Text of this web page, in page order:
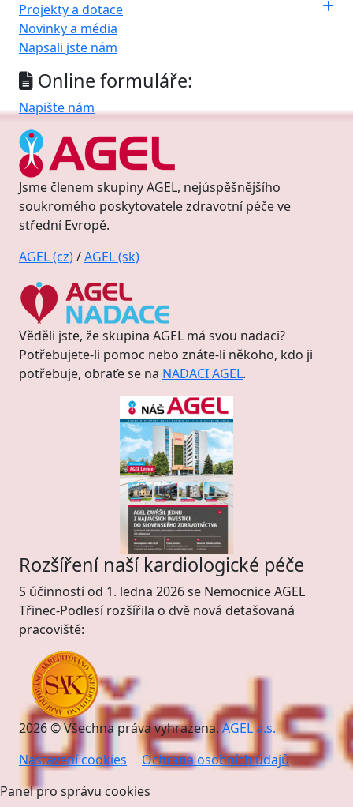
Projekty a dotace
Novinky a média
Napsali jste nám
Online formuláře:
Napište nám
Jsme členem skupiny AGEL, nejúspěšnějšího
soukromého poskytovatele zdravotní péče ve
střední Evropě.
AGEL (cz)/AGEL (sk)
Věděli jste, že skupina AGEL má svou nadaci?
Potřebujete-li pomoc nebo znáte-li někoho, kdo ji
potřebuje, obraťe se na NADACI AGEL.
Rozšíření naší kardiologické péče
S účinností od 1. ledna 2026 se Nemocnice AGEL
Třinec-Podlesí rozšířila o dvě nová detašovaná
pracoviště:
2026 © Všechna práva vyhrazena.AGEL a.s.
Nastavení cookies
Ochrana osobních údajů
Panel pro správu cookies